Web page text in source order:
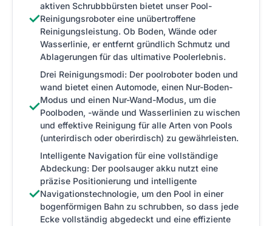
✓
aktiven Schrubbbürsten bietet unser Pool-
Reinigungsroboter eine unübertroffene
Reinigungsleistung. Ob Boden, Wände oder
Wasserlinie, er entfernt gründlich Schmutz und
Ablagerungen für das ultimative Poolerlebnis.
✓
Drei Reinigungsmodi: Der poolroboter boden und
wand bietet einen Automode, einen Nur-Boden-
Modus und einen Nur-Wand-Modus, um die
Poolboden, -wände und Wasserlinien zu wischen
und effektive Reinigung für alle Arten von Pools
(unterirdisch oder oberirdisch) zu gewährleisten.
✓
Intelligente Navigation für eine vollständige
Abdeckung: Der poolsauger akku nutzt eine
präzise Positionierung und intelligente
Navigationstechnologie, um den Pool in einer
bogenförmigen Bahn zu schrubben, so dass jede
Ecke vollständig abgedeckt und eine effiziente